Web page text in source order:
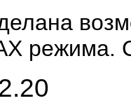
режима.